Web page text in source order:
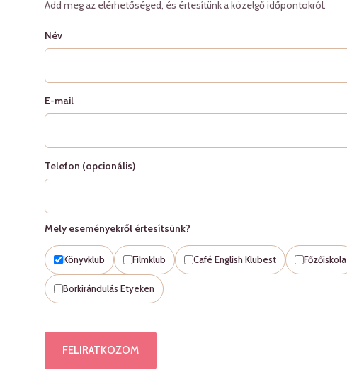
Add meg az elérhetőséged, és értesítünk a közelgő időpontokról.
Név
E-mail
Telefon (opcionális)
Mely eseményekről értesítsünk?
Könyvklub Filmklub Café English Klubest Főzőiskola
Borkirándulás Etyeken
FELIRATKOZOM